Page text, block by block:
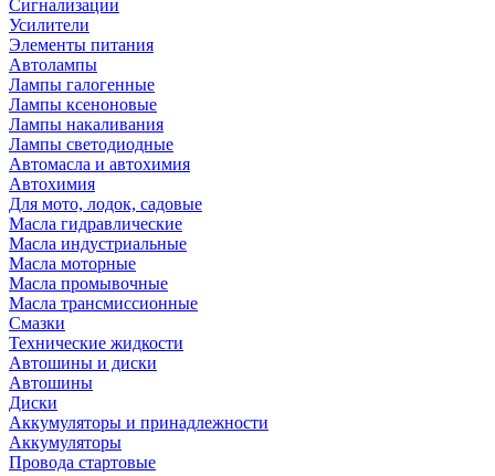
Сигнализации
Усилители
Элементы питания
Автолампы
Лампы галогенные
Лампы ксеноновые
Лампы накаливания
Лампы светодиодные
Автомасла и автохимия
Автохимия
Для мото, лодок, садовые
Масла гидравлические
Масла индустриальные
Масла моторные
Масла промывочные
Масла трансмиссионные
Смазки
Технические жидкости
Автошины и диски
Автошины
Диски
Аккумуляторы и принадлежности
Аккумуляторы
Провода стартовые